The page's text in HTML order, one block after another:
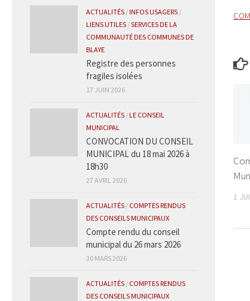
1
ACTUALITÉS /INFOS USAGERS /
LIENS UTILES /SERVICES DE LA
COMMUNAUTÉ DES COMMUNES DE
BLAYE
Registre des personnes
fragiles isolées
17 JUIN 2026
ACTUALITÉS /LE CONSEIL
MUNICIPAL
CONVOCATION DU CONSEIL
MUNICIPAL du 18 mai 2026 à
18h30
27 AVRIL 2026
ACTUALITÉS / COMPTES RENDUS
DES CONSEILS MUNICIPAUX
Compte rendu du conseil
municipal du 26 mars 2026
30 MARS 2026
ACTUALITÉS / COMPTES RENDUS
DES CONSEILS MUNICIPAUX